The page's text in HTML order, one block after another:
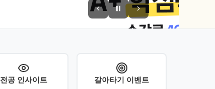
전공 인사이트 갈아타기 이벤트